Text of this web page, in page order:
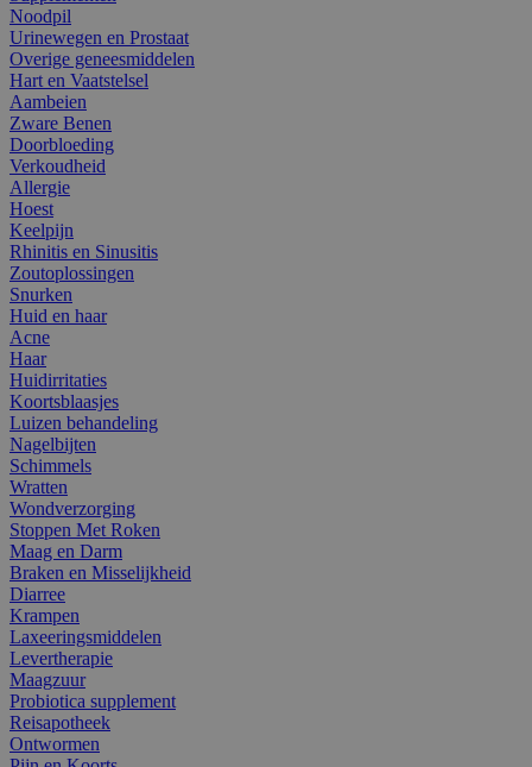
Noodpil
Urinewegen en Prostaat
Overige geneesmiddelen
Hart en Vaatstelsel
Aambeien
Zware Benen
Doorbloeding
Verkoudheid
Allergie
Hoest
Keelpijn
Rhinitis en Sinusitis
Zoutoplossingen
Snurken
Huid en haar
Acne
Haar
Huidirritaties
Koortsblaasjes
Luizen behandeling
Nagelbijten
Schimmels
Wratten
Wondverzorging
Stoppen Met Roken
Maag en Darm
Braken en Misselijkheid
Diarree
Krampen
Laxeeringsmiddelen
Levertherapie
Maagzuur
Probiotica supplement
Reisapotheek
Ontwormen